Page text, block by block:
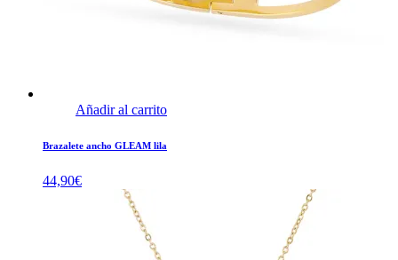
Añadir al carrito
Brazalete ancho GLEAM lila
44,90€